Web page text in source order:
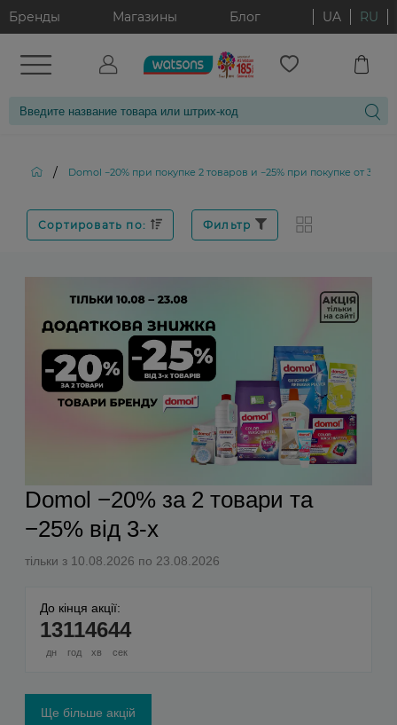
Бренды Магазины Блог UA RU
/ Domol −20% при покупке 2 товаров и −25% при покупке от 3
Сортировать по: Фильтр
Domol −20% за 2 товари та
−25% від 3-х
тільки з 10.08.2026 по 23.08.2026
До кінця акції:
13
дн
11
год
46
хв
43
сек
Ще більше акцій